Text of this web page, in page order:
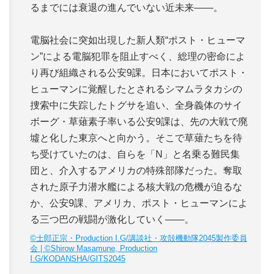
るまでには衰退の進んでいない近未来――。
電脳社会に突如出現した新人類“ポスト・ヒューマ
ン”による電脳犯罪を阻止すべく、総理の密命によ
り再び組織される公安9課。日本においてポスト・
ヒューマンに覚醒したとされるシマムラタカシの
捜索中に失踪したトグサを追い、全身義体のサイ
ボーグ・草薙素子率いる公安9課は、先の大戦で廃
墟と化した東京へと向かう。そこで草薙たちを待
ち受けていたのは、自らを「N」と名乗る難民集
団と、介入するアメリカの特殊部隊だった。奪取
された原子力潜水艦による核大戦の危機が迫るな
か、公安9課、アメリカ、ポスト・ヒューマンによ
る三つ巴の戦闘が激化していく――。
©士郎正宗・Production I.G/講談社・攻殻機動隊2045製作委員
会 | ©Shirow Masamune, Production
I.G/KODANSHA/GITS2045